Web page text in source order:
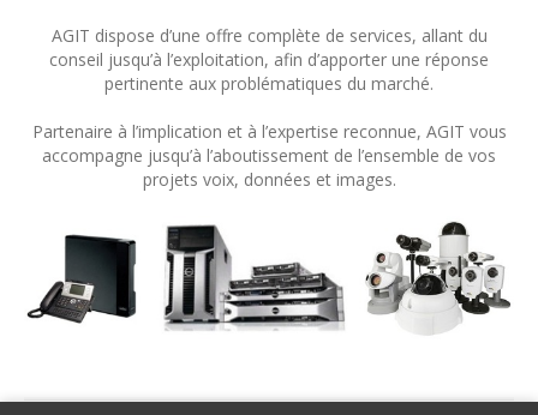
AGIT dispose d’une offre complète de services, allant du
conseil jusqu’à l’exploitation, afin d’apporter une réponse
pertinente aux problématiques du marché.
Partenaire à l’implication et à l’expertise reconnue, AGIT vous
accompagne jusqu’à l’aboutissement de l’ensemble de vos
projets voix, données et images.